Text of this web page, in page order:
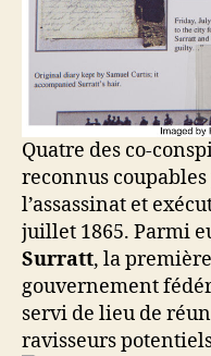
Quatre des co-
reconnus
l’assassinat et
juillet 1865. Parmi
Surratt, la
gouvernement
servi de lieu de
ravisseurs